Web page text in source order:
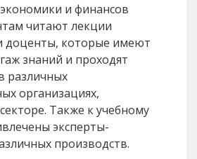
и финансов
читают лекции
доценты, которые имеют
знаний и проходят
различных
организациях,
Также к учебному
эксперты-
производств.